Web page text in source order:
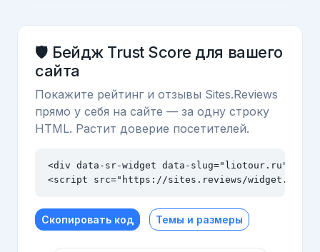
🛡️ Бейдж Trust Score для вашего
сайта
Покажите рейтинг и отзывы Sites.Reviews
прямо у себя на сайте — за одну строку
HTML. Растит доверие посетителей.
<div data-sr-widget data-slug="liotour.ru" data-
<script src="https://sites.reviews/widget.js"
Скопировать код Темы и размеры